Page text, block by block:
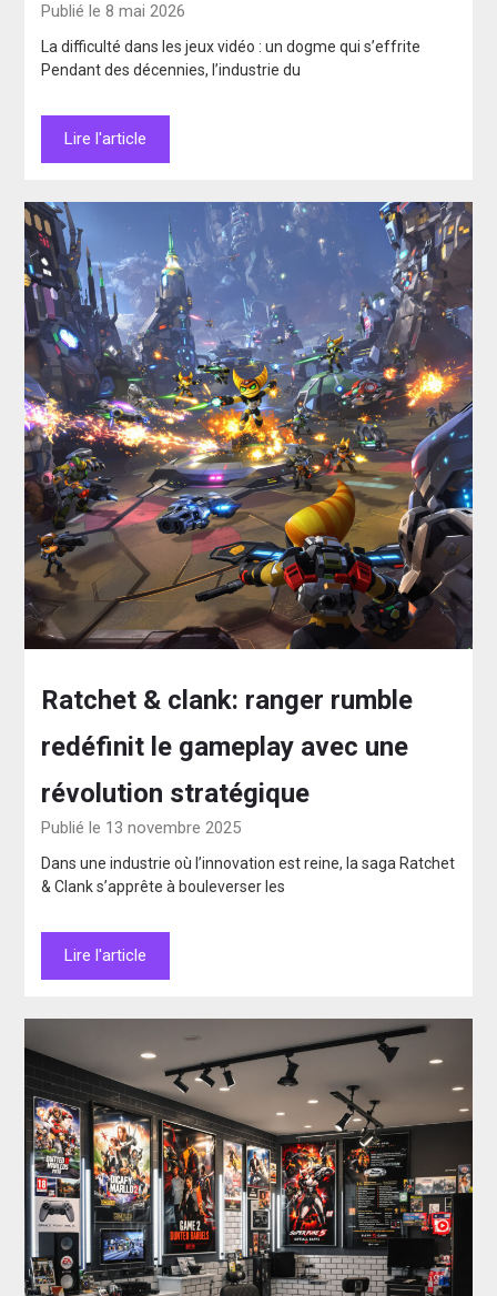
Publié le 8 mai 2026
La difficulté dans les jeux vidéo : un dogme qui s’effrite
Pendant des décennies, l’industrie du
Lire l'article
Ratchet & clank: ranger rumble
redéfinit le gameplay avec une
révolution stratégique
Publié le 13 novembre 2025
Dans une industrie où l’innovation est reine, la saga Ratchet
& Clank s’apprête à bouleverser les
Lire l'article